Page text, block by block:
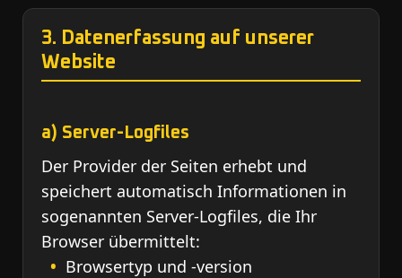
3. Datenerfassung auf unserer
Website
a) Server-Logfiles
Der Provider der Seiten erhebt und
speichert automatisch Informationen in
sogenannten Server-Logfiles, die Ihr
Browser übermittelt:
Browsertyp und -version